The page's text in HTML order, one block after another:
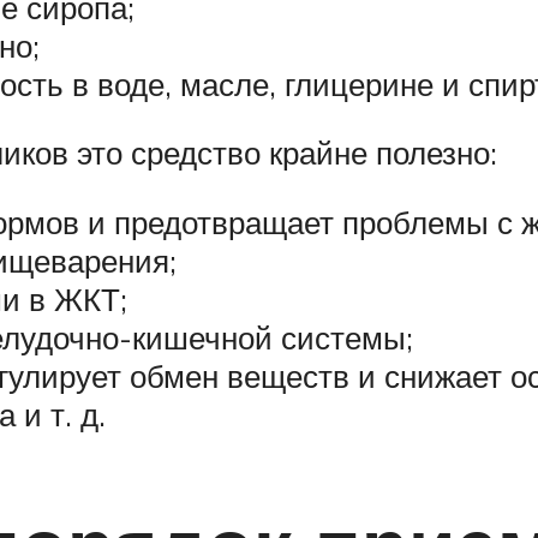
в воде, масле, глицерине и
это средство крайне полезно:
и предотвращает проблемы с
в ЖКТ;
кишечной системы;
обмен веществ и снижает
и т. д.